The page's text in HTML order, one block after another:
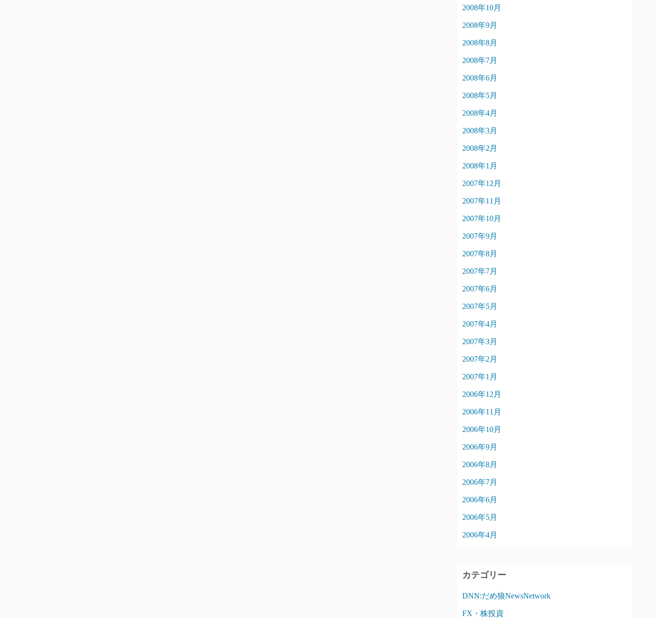
2008年10月
2008年9月
2008年8月
2008年7月
2008年6月
2008年5月
2008年4月
2008年3月
2008年2月
2008年1月
2007年12月
2007年11月
2007年10月
2007年9月
2007年8月
2007年7月
2007年6月
2007年5月
2007年4月
2007年3月
2007年2月
2007年1月
2006年12月
2006年11月
2006年10月
2006年9月
2006年8月
2006年7月
2006年6月
2006年5月
2006年4月
カテゴリー
DNN:だめ狼NewsNetwork
FX・株投資